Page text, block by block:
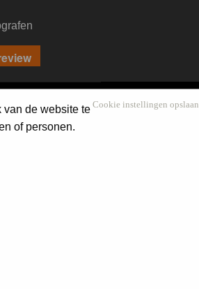
Cookie instellingen opslaan
van de website te
of personen.